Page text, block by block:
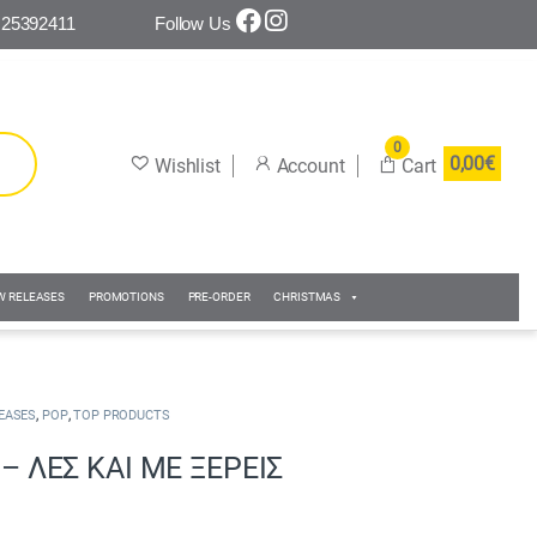
Follow Us
0
0,00€
RELEASES PROMOTIONS PRE-ORDER CHRISTMAS
, POP,TOP PRODUCTS
ΛΕΣ ΚΑΙ ΜΕ ΞΕΡΕΙΣ